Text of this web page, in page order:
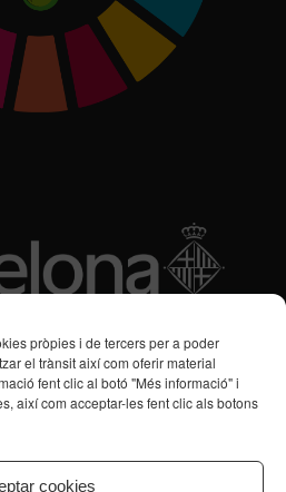
pròpies i de tercers per a poder
el trànsit així com oferir material
fent clic al botó "Més informació" i
així com acceptar-les fent clic als botons
cookies
Respir Familiar